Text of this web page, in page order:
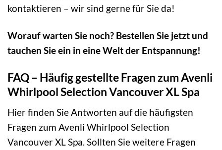
kontaktieren – wir sind gerne für Sie da!
Worauf warten Sie noch? Bestellen Sie jetzt und
tauchen Sie ein in eine Welt der Entspannung!
FAQ – Häufig gestellte Fragen zum Avenli
Whirlpool Selection Vancouver XL Spa
Hier finden Sie Antworten auf die häufigsten
Fragen zum Avenli Whirlpool Selection
Vancouver XL Spa. Sollten Sie weitere Fragen